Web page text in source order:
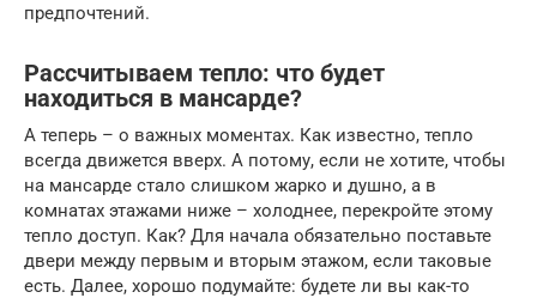
предпочтений.
Рассчитываем тепло: что будет
находиться в мансарде?
А теперь – о важных моментах. Как известно, тепло
всегда движется вверх. А потому, если не хотите, чтобы
на мансарде стало слишком жарко и душно, а в
комнатах этажами ниже – холоднее, перекройте этому
тепло доступ. Как? Для начала обязательно поставьте
двери между первым и вторым этажом, если таковые
есть. Далее, хорошо подумайте: будете ли вы как-то